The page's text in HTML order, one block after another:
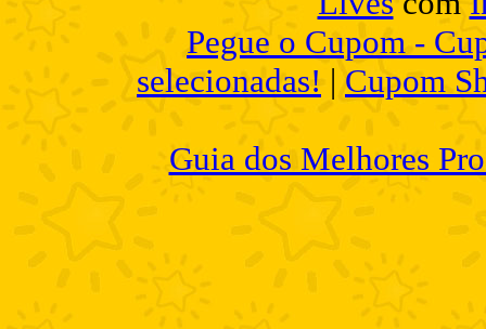
Pegue o Cupom -
selecionadas! | Cupom
Guia dos Melhores